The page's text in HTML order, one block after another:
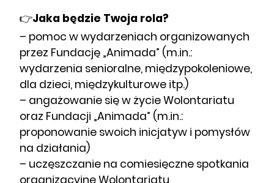
👉Jaka będzie Twoja rola?
– pomoc w wydarzeniach organizowanych
przez Fundację „Animada” (m.in.:
wydarzenia senioralne, międzypokoleniowe,
dla dzieci, międzykulturowe itp.)
– angażowanie się w życie Wolontariatu
oraz Fundacji „Animada” (m.in.:
proponowanie swoich inicjatyw i pomysłów
na działania)
– uczęszczanie na comiesięczne spotkania
organizacyjne Wolontariatu